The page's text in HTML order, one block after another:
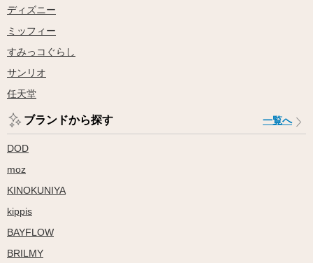
ディズニー
ミッフィー
すみっコぐらし
サンリオ
任天堂
ブランドから探す 一覧へ
DOD
moz
KINOKUNIYA
kippis
BAYFLOW
BRILMY